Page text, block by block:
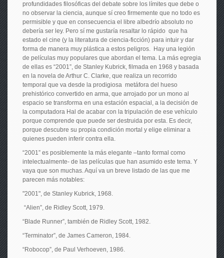
profundidades filosóficas del debate sobre los límites que debe o
no observar la ciencia, aunque sí creo firmemente que no todo es
permisible y que en consecuencia el libre albedrío absoluto no
debería ser ley. Pero sí me gustaría resaltar lo rápido que ha
estado el cine (y la literatura de ciencia-ficción) para intuir y dar
forma de manera muy plástica a estos peligros. Hay una legión
de películas muy populares que abordan el tema. La más egregia
de ellas es “2001”, de Stanley Kubrick, filmada en 1968 y basada
en la novela de Arthur C. Clarke, que realiza un recorrido
temporal que va desde la prodigiosa metáfora del hueso
prehistórico convertido en arma, que arrojado por un mono al
espacio se transforma en una estación espacial, a la decisión de
la computadora Hal de acabar con la tripulación de ese vehículo
porque comprende que puede ser destruida por esta. Es decir,
porque descubre su propia condición mortal y elige eliminar a
quienes pueden inferir contra ella.
“2001” es posiblemente la más elegante –tanto formal como
intelectualmente- de las películas que han asumido este tema. Y
vaya que son muchas. Aquí va un breve listado de las que me
parecen más notables:
"2001", de Stanley Kubrick, 1968.
“Alien”, de Ridley Scott, 1979.
“Blade Runner”, también de Ridley Scott, 1982.
“Terminator”, de James Cameron, 1984.
“Robocop”, de Paul Verhoeven, 1986.